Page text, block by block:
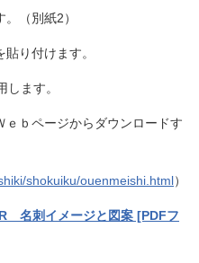
（別紙2）
り付けます。
ます。
ｂページからダウンロードす
shokuiku/ouenmeishi.html​）
名刺イメージと図案 [PDFフ